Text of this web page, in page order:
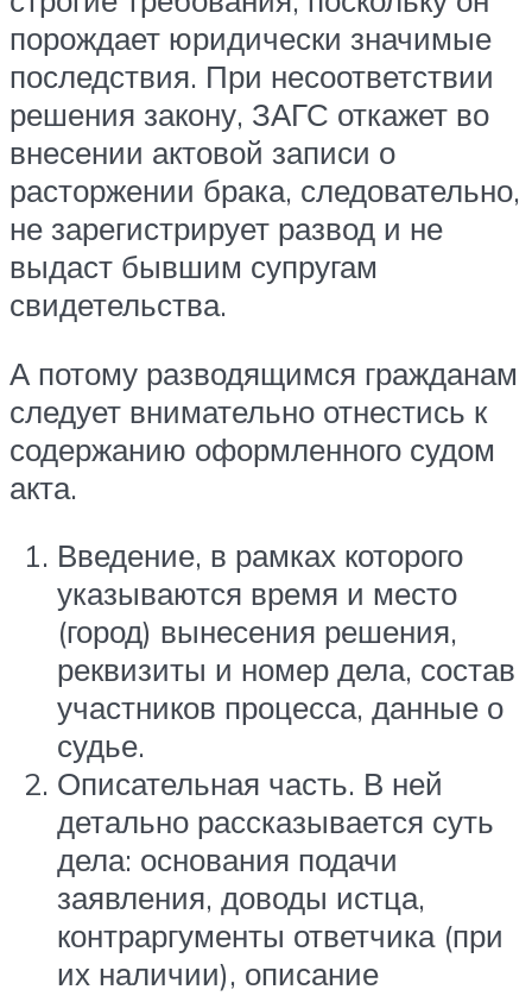
порождает юридически значимые
последствия. При несоответствии
решения закону, ЗАГС откажет во
внесении актовой записи о
расторжении брака, следовательно,
не зарегистрирует развод и не
выдаст бывшим супругам
свидетельства.
А потому разводящимся гражданам
следует внимательно отнестись к
содержанию оформленного судом
акта.
Введение, в рамках которого
указываются время и место
(город) вынесения решения,
реквизиты и номер дела, состав
участников процесса, данные о
судье.
Описательная часть. В ней
детально рассказывается суть
дела: основания подачи
заявления, доводы истца,
контраргументы ответчика (при
их наличии), описание